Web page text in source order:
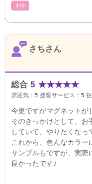
ﾈｲﾙ
さちさん
総合 5 ★★★★★
雰囲気： 5 接客サービス： 5
今更ですがマグネットが
そのきっかけとして、お
していて、やりたくなっ
これから、色んなカラー
サンプルもですが、実際
良かったです♪